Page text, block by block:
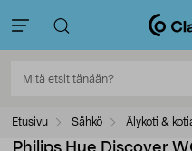
Etusivu Sähkö Älykoti &